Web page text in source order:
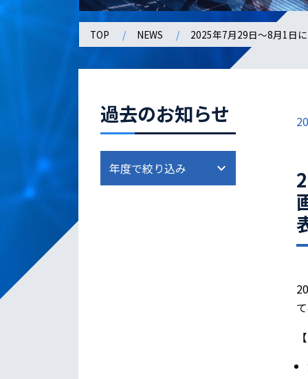
TOP NEWS 2025年7月29日～8月1日
過去のお知らせ